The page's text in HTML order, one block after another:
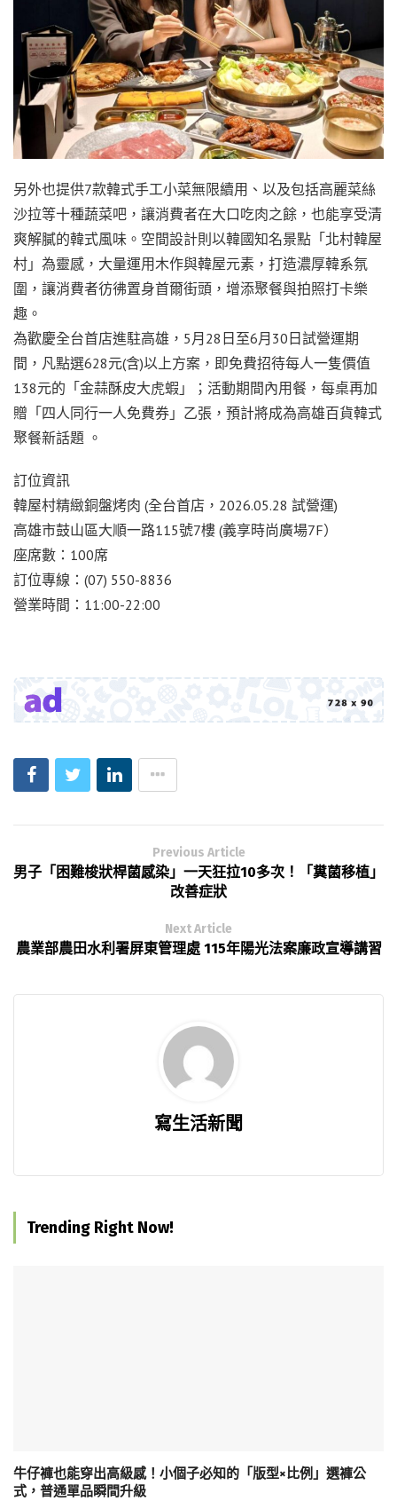
另外也提供7款韓式手工小菜無限續用、以及包括高麗菜絲
沙拉等十種蔬菜吧，讓消費者在大口吃肉之餘，也能享受清
爽解膩的韓式風味。空間設計則以韓國知名景點「北村韓屋
村」為靈感，大量運用木作與韓屋元素，打造濃厚韓系氛
圍，讓消費者彷彿置身首爾街頭，增添聚餐與拍照打卡樂
趣。
為歡慶全台首店進駐高雄，5月28日至6月30日試營運期
間，凡點選628元(含)以上方案，即免費招待每人一隻價值
138元的「金蒜酥皮大虎蝦」；活動期間內用餐，每桌再加
贈「四人同行一人免費券」乙張，預計將成為高雄百貨韓式
聚餐新話題 。
訂位資訊
韓屋村精緻銅盤烤肉 (全台首店，2026.05.28 試營運)
高雄市鼓山區大順一路115號7樓 (義享時尚廣場7F）
座席數：100席
訂位專線：(07) 550-8836
營業時間：11:00-22:00
Previous Article
男子「困難梭狀桿菌感染」一天狂拉10多次！「糞菌移植」
改善症狀
Next Article
農業部農田水利署屏東管理處 115年陽光法案廉政宣導講習
寫生活新聞
Trending Right Now!
牛仔褲也能穿出高級感！小個子必知的「版型×比例」選褲公
式，普通單品瞬間升級